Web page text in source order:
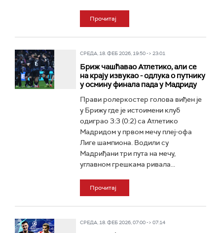
Прочитај
СРЕДА, 18. ФЕБ 2026, 19:50 -> 23:01
Бриж чашћавао Атлетико, али се
на крају извукао - одлука о путнику
у осмину финала пада у Мадриду
Прави ролеркостер голова виђен је
у Брижу где је истоимени клуб
одиграо 3:3 (0:2) са Атлетико
Мадридом у првом мечу плеј-офа
Лиге шампиона. Водили су
Мадриђани три пута на мечу,
углавном грешкама ривала...
Прочитај
СРЕДА, 18. ФЕБ 2026, 07:00 -> 07:14